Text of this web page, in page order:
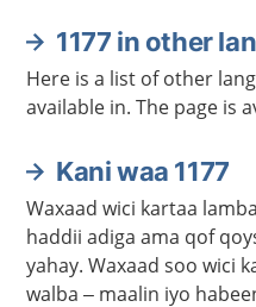
1177 in other
Here is a list of other
available in. The page is
Kani waa 1177
Waxaad wici kartaa
haddii adiga ama qof
yahay. Waxaad soo wici
walba – maalin iyo